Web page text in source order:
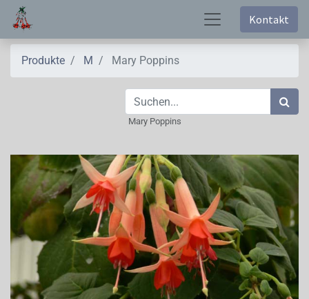
Kontakt
Produkte M Mary Poppins
Mary Poppins